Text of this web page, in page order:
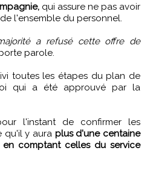
qui assure ne pas avoir
l'ensemble du personnel.
a refusé cette offre de
parole.
toutes les étapes du plan de
qui a été approuvé par la
l'instant de confirmer les
qu'il y aura plus d'une centaine
en comptant celles du service